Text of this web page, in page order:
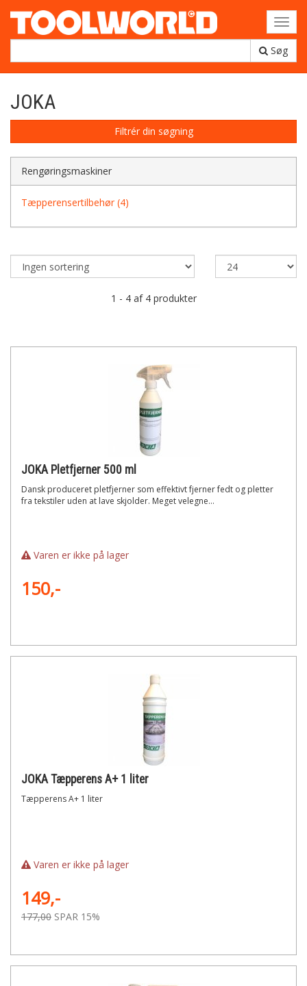
Søg
JOKA
Filtrér din søgning
Rengøringsmaskiner
Tæpperensertilbehør (4)
1 - 4 af 4 produkter
JOKA Pletfjerner 500 ml
Dansk produceret pletfjerner som effektivt fjerner fedt og pletter
fra tekstiler uden at lave skjolder. Meget velegne...
Varen er ikke på lager
150,-
JOKA Tæpperens A+ 1 liter
Tæpperens A+ 1 liter
Varen er ikke på lager
149,-
177,00 SPAR 15%